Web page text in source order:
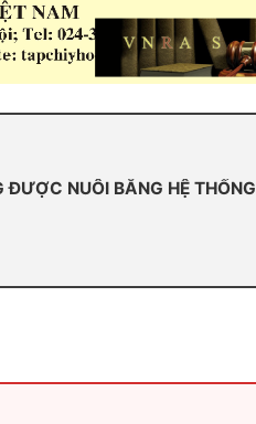
NUÔI BẰNG HỆ THỐNG